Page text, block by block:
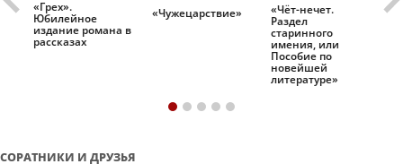
«Грех».
Юбилейное
издание романа в
рассказах
«Чужецарствие» «Чёт-нечет.
Раздел
старинного
имения, или
Пособие по
новейшей
литературе»
СОРАТНИКИ И ДРУЗЬЯ